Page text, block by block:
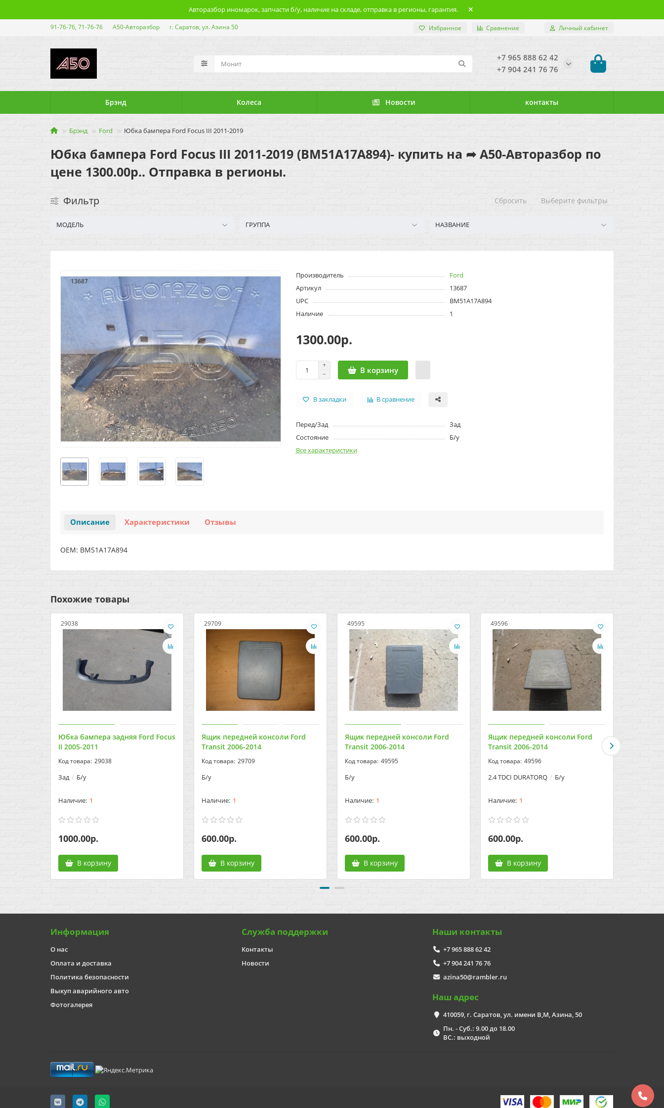
Авторазбор иномарок, запчасти б/у, наличие на складе, отправка в регионы, гарантия.
91-76-76, 71-76-76 А50-Авторазбор г. Саратов, ул. Азина 50 Избранное Сравнение Личный кабинет
+7 965 888 62 42
+7 904 241 76 76
Брэнд Колеса Новости контакты
Брэнд Ford Юбка бампера Ford Focus III 2011-2019
Юбка бампера Ford Focus III 2011-2019 (BM51A17A894)- купить на ➦ А50-Авторазбор по
цене 1300.00р.. Отправка в регионы.
Фильтр Сбросить Выберите фильтры
МОДЕЛЬ ГРУППА НАЗВАНИЕ
13687
Производитель
Ford
Артикул
13687
UPC
BM51A17A894
Наличие
1
1300.00р.
В корзину
В закладки В сравнение
Перед/Зад
Зад
Состояние
Б/у
Все характеристики
Описание Характеристики Отзывы
OEM: BM51A17A894
Похожие товары
29038
Юбка бампера задняя Ford Focus
II 2005-2011
29038
Зад Б/у
1
1000.00р.
В корзину
29709
Ящик передней консоли Ford
Transit 2006-2014
29709
Б/у
1
600.00р.
В корзину
49595
Ящик передней консоли Ford
Transit 2006-2014
49595
Б/у
1
600.00р.
В корзину
49596
Ящик передней консоли Ford
Transit 2006-2014
49596
2.4 TDCI DURATORQ Б/у
1
600.00р.
В корзину
Информация
О нас
Оплата и доставка
Политика безопасности
Выкуп аварийного авто
Фотогалерея
Служба поддержки
Контакты
Новости
Наши контакты
+7 965 888 62 42
+7 904 241 76 76
azina50@rambler.ru
Наш адрес
410059, г. Саратов, ул. имени В,М, Азина, 50
Пн. - Суб.: 9.00 до 18.00
ВС.: выходной